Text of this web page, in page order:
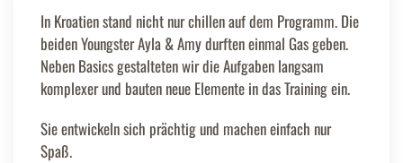
In Kroatien stand nicht nur chillen auf dem Programm. Die
beiden Youngster Ayla & Amy durften einmal Gas geben.
Neben Basics gestalteten wir die Aufgaben langsam
komplexer und bauten neue Elemente in das Training ein.
Sie entwickeln sich prächtig und machen einfach nur
Spaß.